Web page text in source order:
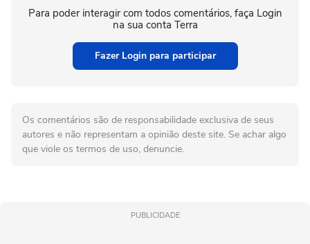
Para poder interagir com todos comentários, faça Login
na sua conta Terra
Fazer Login para participar
Os comentários são de responsabilidade exclusiva de seus
autores e não representam a opinião deste site. Se achar algo
que viole os termos de uso, denuncie.
PUBLICIDADE